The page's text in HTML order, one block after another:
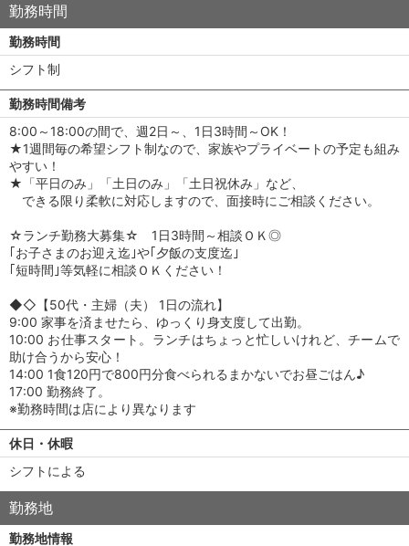
勤務時間
勤務時間
シフト制
勤務時間備考
8:00～18:00の間で、週2日～、1日3時間～OK！
★1週間毎の希望シフト制なので、家族やプライベートの予定も組み
やすい！
★「平日のみ」「土日のみ」「土日祝休み」など、
できる限り柔軟に対応しますので、面接時にご相談ください。
☆ランチ勤務大募集☆ 1日3時間～相談ＯＫ◎
｢お子さまのお迎え迄｣や｢夕飯の支度迄｣
｢短時間｣等気軽に相談ＯＫください！
◆◇【50代・主婦（夫） 1日の流れ】
9:00 家事を済ませたら、ゆっくり身支度して出勤。
10:00 お仕事スタート。ランチはちょっと忙しいけれど、チームで
助け合うから安心！
14:00 1食120円で800円分食べられるまかないでお昼ごはん♪
17:00 勤務終了。
※勤務時間は店により異なります
休日・休暇
シフトによる
勤務地
勤務地情報